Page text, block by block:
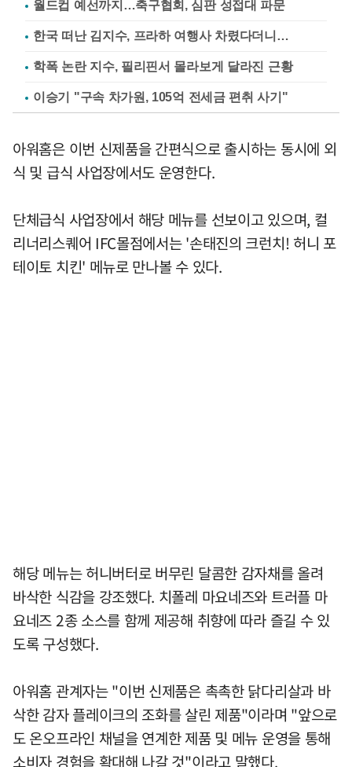
월드컵 예선까지…축구협회, 심판 성접대 파문
한국 떠난 김지수, 프라하 여행사 차렸다더니…
학폭 논란 지수, 필리핀서 몰라보게 달라진 근황
이승기 "구속 차가원, 105억 전세금 편취 사기"
아워홈은 이번 신제품을 간편식으로 출시하는 동시에 외
식 및 급식 사업장에서도 운영한다.
단체급식 사업장에서 해당 메뉴를 선보이고 있으며, 컬
리너리스퀘어 IFC몰점에서는 '손태진의 크런치! 허니 포
테이토 치킨' 메뉴로 만나볼 수 있다.
해당 메뉴는 허니버터로 버무린 달콤한 감자채를 올려
바삭한 식감을 강조했다. 치폴레 마요네즈와 트러플 마
요네즈 2종 소스를 함께 제공해 취향에 따라 즐길 수 있
도록 구성했다.
아워홈 관계자는 "이번 신제품은 촉촉한 닭다리살과 바
삭한 감자 플레이크의 조화를 살린 제품"이라며 "앞으로
도 온오프라인 채널을 연계한 제품 및 메뉴 운영을 통해
소비자 경험을 확대해 나갈 것"이라고 말했다.